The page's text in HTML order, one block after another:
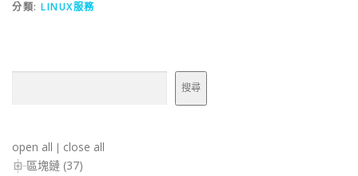
分類: LINUX服務
搜尋
open all | close all
區塊鏈 (37)